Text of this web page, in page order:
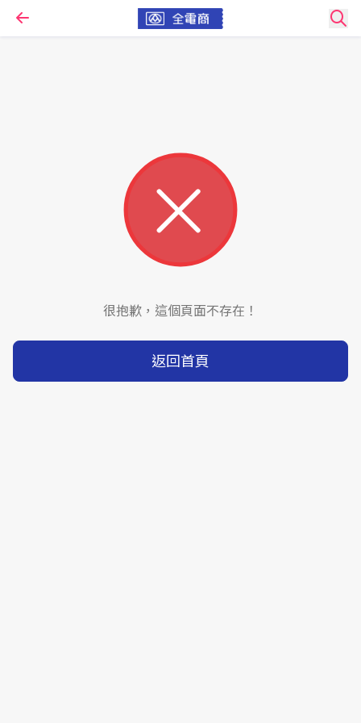
很抱歉，這個頁面不存在！
返回首頁